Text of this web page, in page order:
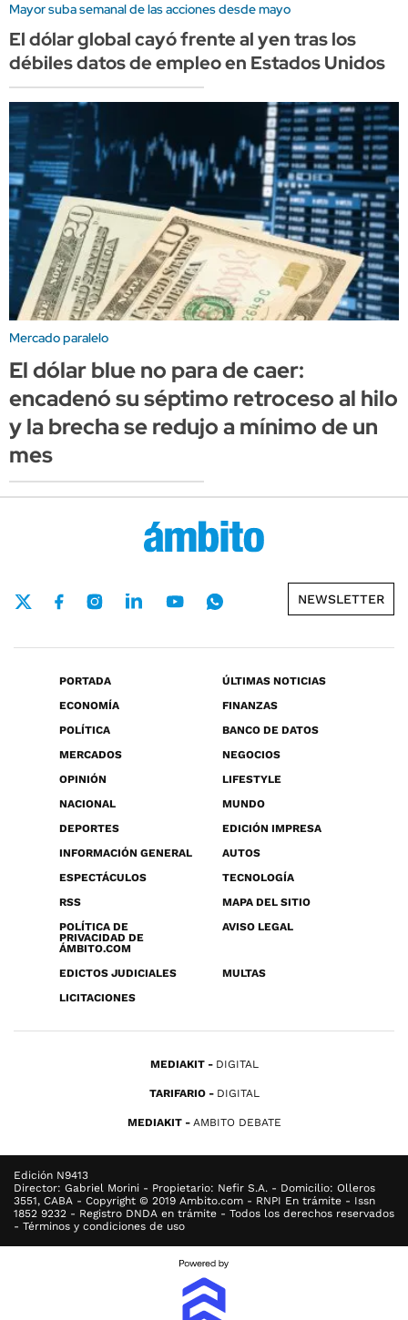
Mayor suba semanal de las acciones desde mayo
El dólar global cayó frente al yen tras los
débiles datos de empleo en Estados Unidos
Mercado paralelo
El dólar blue no para de caer:
encadenó su séptimo retroceso al hilo
y la brecha se redujo a mínimo de un
mes
NEWSLETTER
PORTADA
ÚLTIMAS NOTICIAS
ECONOMÍA
FINANZAS
POLÍTICA
BANCO DE DATOS
MERCADOS
NEGOCIOS
OPINIÓN
LIFESTYLE
NACIONAL
MUNDO
DEPORTES
EDICIÓN IMPRESA
INFORMACIÓN GENERAL
AUTOS
ESPECTÁCULOS
TECNOLOGÍA
RSS
MAPA DEL SITIO
POLÍTICA DE
PRIVACIDAD DE
ÁMBITO.COM
AVISO LEGAL
EDICTOS JUDICIALES
MULTAS
LICITACIONES
MEDIAKIT DIGITAL
TARIFARIO DIGITAL
MEDIAKIT AMBITO DEBATE
Edición N9413
Director: Gabriel Morini - Propietario: Nefir S.A. - Domicilio: Olleros
3551, CABA - Copyright © 2019 Ambito.com - RNPI En trámite - Issn
1852 9232 - Registro DNDA en trámite - Todos los derechos reservados
- Términos y condiciones de uso